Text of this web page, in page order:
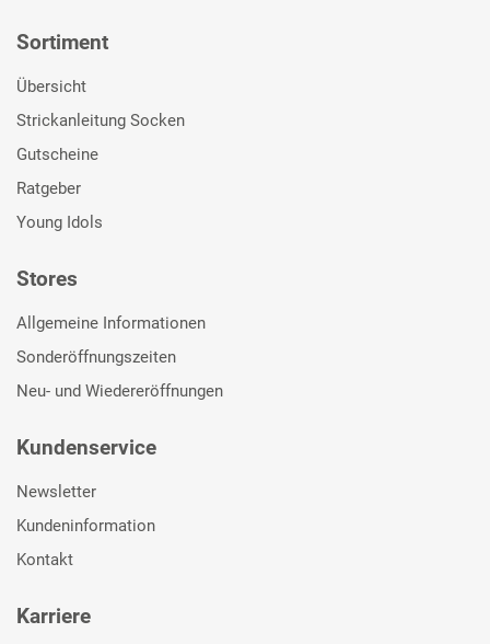
Sortiment
Übersicht
Strickanleitung Socken
Gutscheine
Ratgeber
Young Idols
Stores
Allgemeine Informationen
Sonderöffnungszeiten
Neu- und Wiedereröffnungen
Kundenservice
Newsletter
Kundeninformation
Kontakt
Karriere